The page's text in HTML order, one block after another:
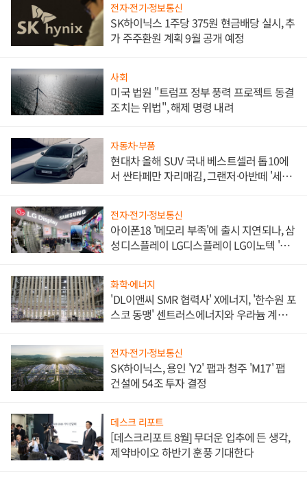
전자·전기·정보통신
SK하이닉스 1주당 375원 현금배당 실시, 추
가 주주환원 계획 9월 공개 예정
사회
미국 법원 "트럼프 정부 풍력 프로젝트 동결
조치는 위법", 해제 명령 내려
자동차·부품
현대차 올해 SUV 국내 베스트셀러 톱10에
서 싼타페만 자리매김, 그랜저·아반떼 '세단
전자·전기·정보통신
아이폰18 '메모리 부족'에 출시 지연되나, 삼
성디스플레이 LG디스플레이 LG이노텍 '탈
화학·에너지
'DL이앤씨 SMR 협력사' X에너지, '한수원 포
스코 동맹' 센트러스에너지와 우라늄 계약
전자·전기·정보통신
SK하이닉스, 용인 'Y2' 팹과 청주 'M17' 팹
건설에 54조 투자 결정
데스크 리포트
[데스크리포트 8월] 무더운 입추에 든 생각,
제약바이오 하반기 훈풍 기대한다